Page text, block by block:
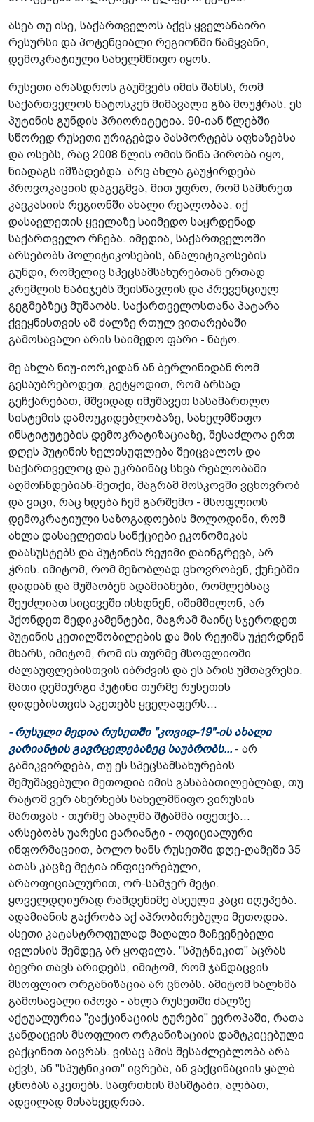
ასეა თუ ისე, საქართველოს აქვს ყველანაირი
რესურსი და პოტენციალი რეგიონში წამყვანი,
დემოკრატიული სახელმწიფო იყოს.
რუსეთი არასდროს გაუშვებს იმის შანსს, რომ
საქართველოს ნატოსკენ მიმავალი გზა მოუჭრას. ეს
პუტინის გუნდის პრიორიტეტია. 90-იან წლებში
სწორედ რუსეთი ურიგებდა პასპორტებს აფხაზებსა
და ოსებს, რაც 2008 წლის ომის წინა პირობა იყო,
ნიადაგს იმზადებდა. არც ახლა გაუჭირდება
პროვოკაციის დაგეგმვა, მით უფრო, რომ სამხრეთ
კავკასიის რეგიონში ახალი რეალობაა. იქ
დასავლეთის ყველაზე საიმედო საყრდენად
საქართველო რჩება. იმედია, საქართველოში
არსებობს პოლიტიკოსების, ანალიტიკოსების
გუნდი, რომელიც სპეცსამსახურებთან ერთად
კრემლის ნაბიჯებს შეისწავლის და პრევენციულ
გეგმებზეც მუშაობს. საქართველოსთანა პატარა
ქვეყნისთვის ამ ძალზე რთულ ვითარებაში
გამოსავალი არის საიმედო ფარი - ნატო.
მე ახლა ნიუ-იორკიდან ან ბერლინიდან რომ
გესაუბრებოდეთ, გეტყოდით, რომ არსად
გეჩქარებათ, მშვიდად იმუშავეთ სასამართლო
სისტემის დამოუკიდებლობაზე, სახელმწიფო
ინსტიტუტების დემოკრატიზაციაზე, შესაძლოა ერთ
დღეს პუტინის ხელისუფლება შეიცვალოს და
საქართველოც და უკრაინაც სხვა რეალობაში
აღმოჩნდებიან-მეთქი, მაგრამ მოსკოვში ვცხოვრობ
და ვიცი, რაც ხდება ჩემ გარშემო - მსოფლიოს
დემოკრატიული საზოგადოების მოლოდინი, რომ
ახლა დასავლეთის სანქციები ეკონომიკას
დაასუსტებს და პუტინის რეჟიმი დაინგრევა, არ
ჭრის. იმიტომ, რომ მეზობლად ცხოვრობენ, ქუჩებში
დადიან და მუშაობენ ადამიანები, რომლებსაც
შეუძლიათ სიცივეში ისხდნენ, იშიმშილონ, არ
ჰქონდეთ მედიკამენტები, მაგრამ მაინც სჯეროდეთ
პუტინის კეთილშობილების და მის რეჟიმს უჭერდნენ
მხარს, იმიტომ, რომ ის თურმე მსოფლიოში
ძალაუფლებისთვის იბრძვის და ეს არის უმთავრესი.
მათი დემიურგი პუტინი თურმე რუსეთის
დიდებისთვის აკეთებს ყველაფერს...
- რუსული მედია რუსეთში "კოვიდ-19"-ის ახალი
ვარიანტის გავრცელებაზეც საუბრობს... - არ
გამიკვირდება, თუ ეს სპეცსამსახურების
შემუშავებული მეთოდია იმის გასაბათილებლად, თუ
რატომ ვერ ახერხებს სახელმწიფო ვირუსის
მართვას - თურმე ახალმა შტამმა იფეთქა...
არსებობს უარესი ვარიანტი - ოფიციალური
ინფორმაციით, ბოლო ხანს რუსეთში დღე-ღამეში 35
ათას კაცზე მეტია ინფიცირებული,
არაოფიციალურით, ორ-სამჯერ მეტი.
ყოველდღიურად რამდენიმე ასეული კაცი იღუპება.
ადამიანის გაქრობა აქ აპრობირებული მეთოდია.
ასეთი კატასტროფულად მაღალი მაჩვენებელი
ივლისის შემდეგ არ ყოფილა. "სპუტნიკით" აცრას
ბევრი თავს არიდებს, იმიტომ, რომ ჯანდაცვის
მსოფლიო ორგანიზაცია არ ცნობს. ამიტომ ხალხმა
გამოსავალი იპოვა - ახლა რუსეთში ძალზე
აქტუალურია "ვაქცინაციის ტურები" ევროპაში, რათა
ჯანდაცვის მსოფლიო ორგანიზაციის დამტკიცებული
ვაქცინით აიცრას. ვისაც ამის შესაძლებლობა არა
აქვს, ან "სპუტნიკით" იცრება, ან ვაქცინაციის ყალბ
ცნობას აკეთებს. საფრთხის მასშტაბი, ალბათ,
ადვილად მისახვედრია.